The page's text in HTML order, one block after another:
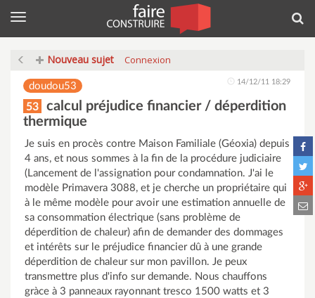
Menu
Nouveau sujet Connexion
doudou53 14/12/11 18:29
53
calcul préjudice financier / déperdition
thermique
Je suis en procès contre Maison Familiale (Géoxia) depuis
4 ans, et nous sommes à la fin de la procédure judiciaire
(Lancement de l'assignation pour condamnation. J'ai le
modèle Primavera 3088, et je cherche un propriétaire qui
à le même modèle pour avoir une estimation annuelle de
sa consommation électrique (sans problème de
déperdition de chaleur) afin de demander des dommages
et intérêts sur le préjudice financier dû à une grande
déperdition de chaleur sur mon pavillon. Je peux
transmettre plus d'info sur demande. Nous chauffons
gràce à 3 panneaux rayonnant tresco 1500 watts et 3